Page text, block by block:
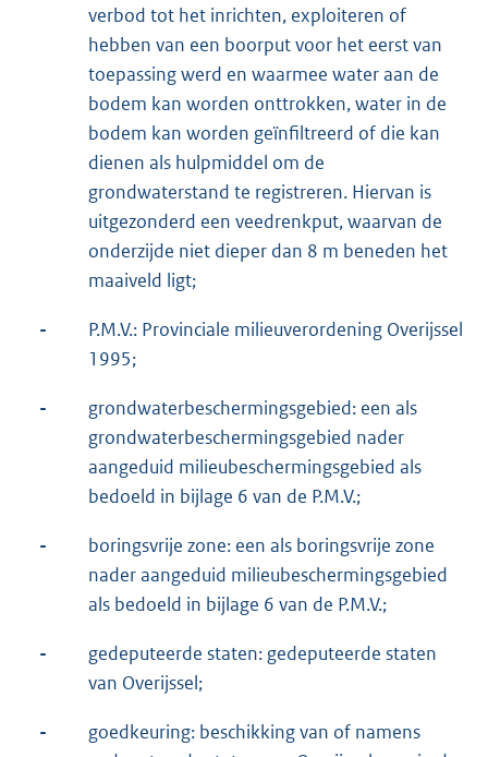
verbod tot het inrichten, exploiteren of
hebben van een boorput voor het eerst van
toepassing werd en waarmee water aan de
bodem kan worden onttrokken, water in de
bodem kan worden geïnfiltreerd of die kan
dienen als hulpmiddel om de
grondwaterstand te registreren. Hiervan is
uitgezonderd een veedrenkput, waarvan de
onderzijde niet dieper dan 8 m beneden het
maaiveld ligt;
-
P.M.V.: Provinciale milieuverordening Overijssel
1995;
-
grondwaterbeschermingsgebied: een als
grondwaterbeschermingsgebied nader
aangeduid milieubeschermingsgebied als
bedoeld in bijlage 6 van de P.M.V.;
-
boringsvrije zone: een als boringsvrije zone
nader aangeduid milieubeschermingsgebied
als bedoeld in bijlage 6 van de P.M.V.;
-
gedeputeerde staten: gedeputeerde staten
van Overijssel;
-
goedkeuring: beschikking van of namens